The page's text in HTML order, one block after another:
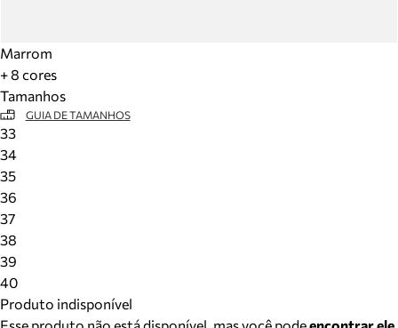
Marrom
+ 8 cores
Tamanhos
GUIA DE TAMANHOS
33
34
35
36
37
38
39
40
Produto indisponível